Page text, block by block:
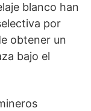
blanco han
por
obtener un
bajo el